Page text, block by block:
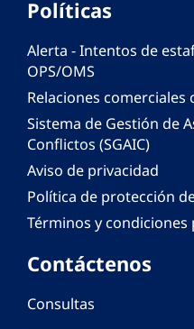
Políticas
Alerta - Intentos de
OPS/OMS
Relaciones comerciales
Sistema de Gestión de
Conflictos (SGAIC)
Aviso de privacidad
Política de protección
Términos y condiciones
Contáctenos
Consultas